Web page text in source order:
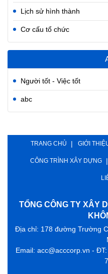
Lịch sử hình thành
Cơ cấu tổ chức
Người tốt - Việc tốt
abc
TRANG CHỦ GIỚI
CÔNG TRÌNH XÂY DỰNG
TỔNG CÔNG TY XÂY
Địa chỉ: 178 đường Trường
Email: acc@acccorp.vn -